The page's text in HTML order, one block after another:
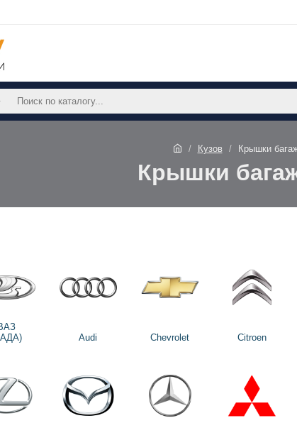
Кузов Крышки
Крышки
Audi Chevrolet Citroen